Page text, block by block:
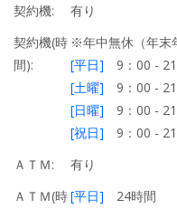
契約機:
有り
契約機(時
間):
※年中無休（年末
[平日] 9：00 -
[土曜] 9：00 -
[日曜] 9：00 -
[祝日] 9：00 -
ＡＴＭ:
有り
ＡＴＭ(時[平日] 24時間